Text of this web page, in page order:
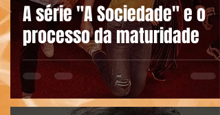
A série "A Sociedade" e o
processo da maturidade